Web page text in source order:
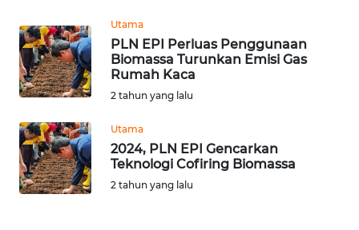
Utama
PLN EPI Perluas Penggunaan
Biomassa Turunkan Emisi Gas
Rumah Kaca
2 tahun yang lalu
Utama
2024, PLN EPI Gencarkan
Teknologi Cofiring Biomassa
2 tahun yang lalu
WN
SAMOSIR
PADANG
LAWAS
WN
SUMEDANG